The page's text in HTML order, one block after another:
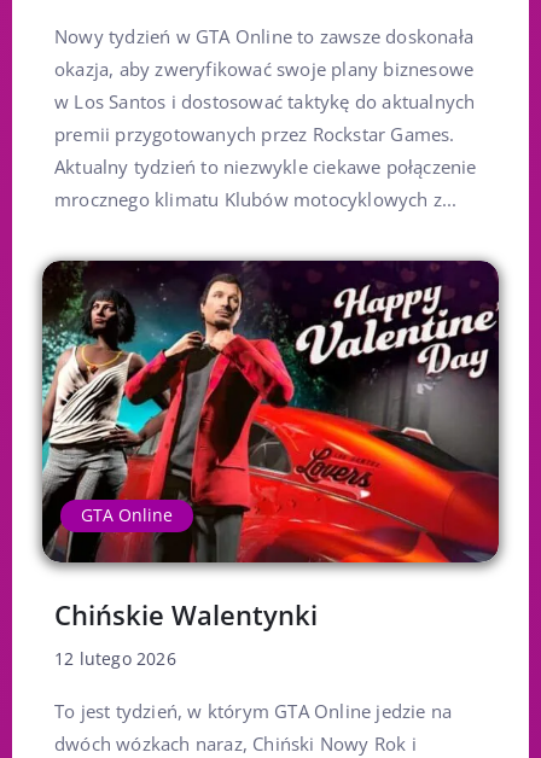
Nowy tydzień w GTA Online to zawsze doskonała
okazja, aby zweryfikować swoje plany biznesowe
w Los Santos i dostosować taktykę do aktualnych
premii przygotowanych przez Rockstar Games.
Aktualny tydzień to niezwykle ciekawe połączenie
mrocznego klimatu Klubów motocyklowych z...
GTA Online
Chińskie Walentynki
12 lutego 2026
To jest tydzień, w którym GTA Online jedzie na
dwóch wózkach naraz, Chiński Nowy Rok i